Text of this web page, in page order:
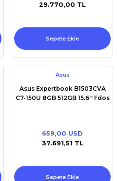
29.770,00 TL
Sepete Ekle
Asus
Asus Expertbook B1503CVA
C7-150U 8GB 512GB 15.6'' Fdos
659,00 USD
37.691,51 TL
Sepete Ekle